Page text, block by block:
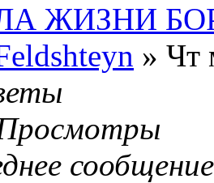
ЖИЗНИ
» Чт